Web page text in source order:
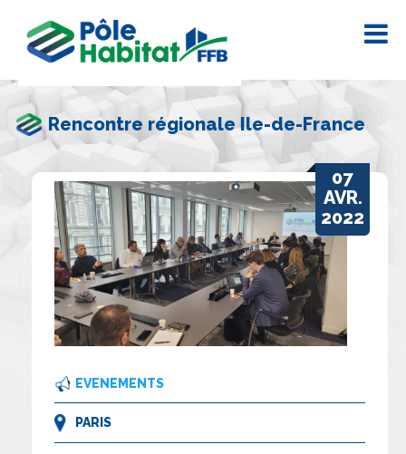
Rencontre régionale Ile-de-France
07
AVR.
2022
EVENEMENTS
PARIS